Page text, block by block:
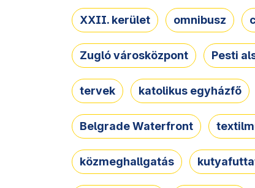
XXII. kerület omnibusz
Zugló városközpont Pesti
tervek katolikus egyházfő
Belgrade Waterfront
közmeghallgatás